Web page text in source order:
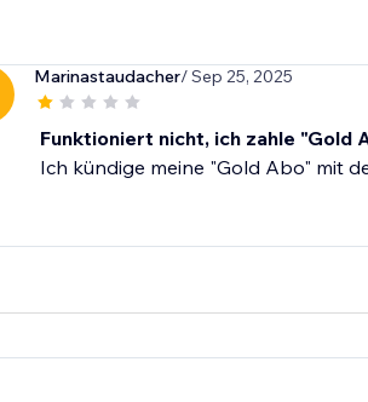
Marinastaudacher/ Sep 25, 2025
Funktioniert nicht, ich zahle "Gold
Ich kündige meine "Gold Abo" mit